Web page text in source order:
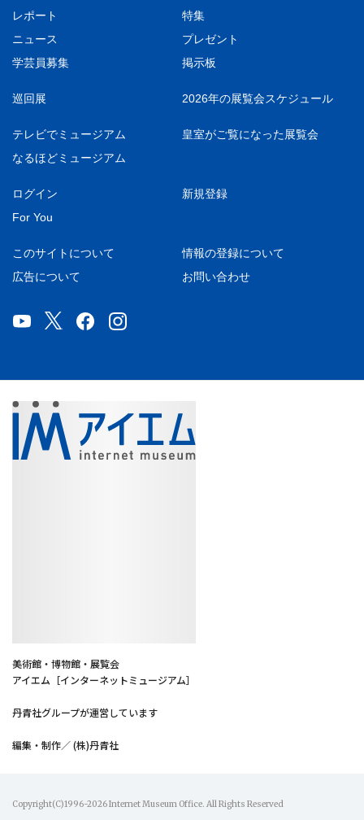
レポート
特集
ニュース
プレゼント
学芸員募集
掲示板
巡回展 2026年の展覧会スケジュール
テレビでミュージアム
皇室がご覧になった展覧会
なるほどミュージアム
ログイン
新規登録
For You
このサイトについて
情報の登録について
広告について
お問い合わせ
美術館・博物館・展覧会
アイエム［インターネットミュージアム］
丹青社グループが運営しています
編集・制作／ (株)丹青社
Copyright(C)1996-2026 Internet Museum Office. All Rights Reserved